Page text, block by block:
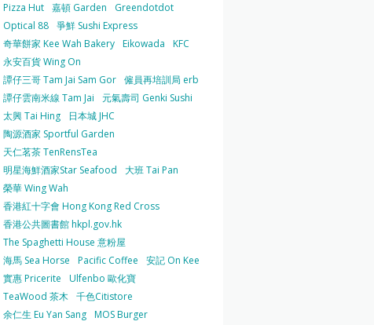
Pizza Hut 嘉頓 Garden
Greendotdot
Optical 88 爭鮮 Sushi Express
奇華餅家 Kee Wah Bakery Eikowada
KFC
永安百貨 Wing On
譚仔三哥 Tam Jai Sam Gor 僱員再培訓局 erb
譚仔雲南米線 Tam Jai
元氣壽司 Genki Sushi
太興 Tai Hing
日本城 JHC
陶源酒家 Sportful Garden
天仁茗茶 TenRensTea
明星海鮮酒家Star Seafood
大班 Tai Pan
榮華 Wing Wah
香港紅十字會 Hong Kong Red Cross
香港公共圖書館 hkpl.gov.hk
The Spaghetti House 意粉屋
海馬 Sea Horse
Pacific Coffee
安記 On Kee
實惠 Pricerite
Ulfenbo 歐化寶
TeaWood 茶木 千色Citistore
余仁生 Eu Yan Sang MOS Burger